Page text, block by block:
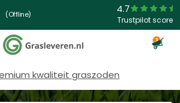
(Offline) 4.7
Trustpilot score
3
Snelle levering